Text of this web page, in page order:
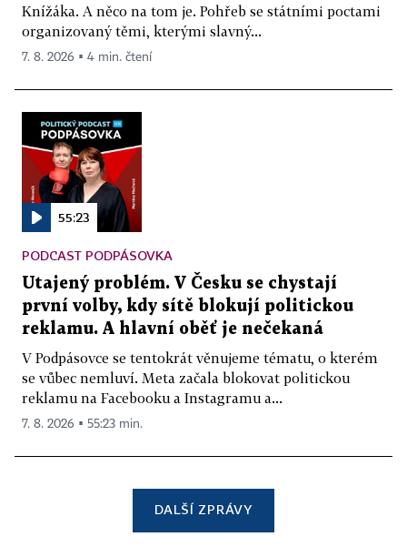
Knížáka. A něco na tom je. Pohřeb se státními poctami
organizovaný těmi, kterými slavný...
7. 8. 2026 ▪ 4 min. čtení
55:23
PODCAST PODPÁSOVKA
Utajený problém. V Česku se chystají
první volby, kdy sítě blokují politickou
reklamu. A hlavní oběť je nečekaná
V Podpásovce se tentokrát věnujeme tématu, o kterém
se vůbec nemluví. Meta začala blokovat politickou
reklamu na Facebooku a Instagramu a...
7. 8. 2026 ▪ 55:23 min.
DALŠÍ ZPRÁVY